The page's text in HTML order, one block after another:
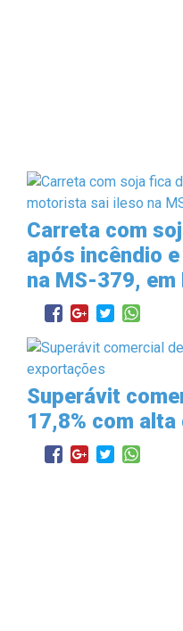
Carreta com
após incêndio
na MS-379, em
Superávit
17,8% com